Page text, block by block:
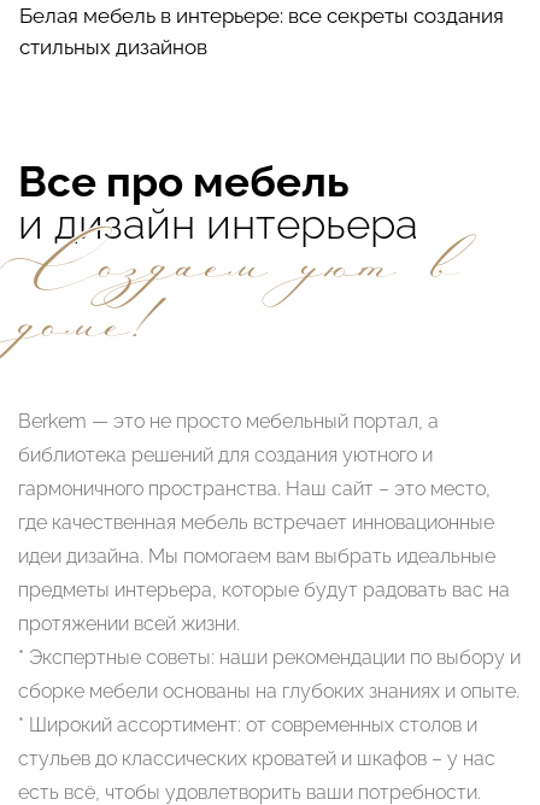
Белая мебель в интерьере: все секреты создания
стильных дизайнов
Все про мебель
и дизайн интерьера
Создаем уют в
доме!
Berkem — это не просто мебельный портал, а
библиотека решений для создания уютного и
гармоничного пространства. Наш сайт – это место,
где качественная мебель встречает инновационные
идеи дизайна. Мы помогаем вам выбрать идеальные
предметы интерьера, которые будут радовать вас на
протяжении всей жизни.
* Экспертные советы: наши рекомендации по выбору и
сборке мебели основаны на глубоких знаниях и опыте.
* Широкий ассортимент: от современных столов и
стульев до классических кроватей и шкафов – у нас
есть всё, чтобы удовлетворить ваши потребности.